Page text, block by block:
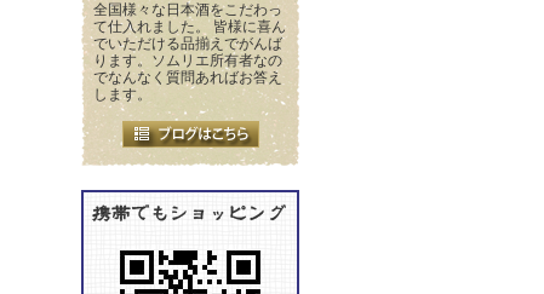
全国様々な日本酒をこだわっ
て仕入れました。 皆様に喜ん
でいただける品揃えでがんば
ります。ソムリエ所有者なの
でなんなく質問あればお答え
します。